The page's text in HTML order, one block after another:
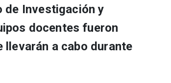
de Investigación y
docentes fueron
a cabo durante